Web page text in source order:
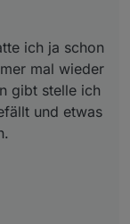
50%
1.Zeile
ich ja schon
mal wieder
gibt stelle ich
und etwas